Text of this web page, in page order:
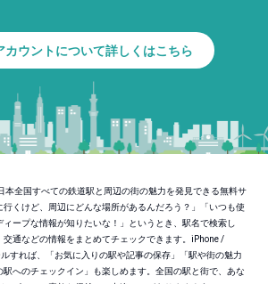
カウントについて詳しくはこちら
本全国すべての鉄道駅と周辺の街の魅力を発見できる無料サ
行くけど、周辺にどんな場所があるんだろう？」「いつも使
ープな情報が知りたいな！」というとき、駅名で検索し
通などの情報をまとめてチェックできます。iPhone /
すれば、「お気に入りの駅や記事の保存」「駅や街の魅力
へのチェックイン」も楽しめます。全国の駅と街で、あな